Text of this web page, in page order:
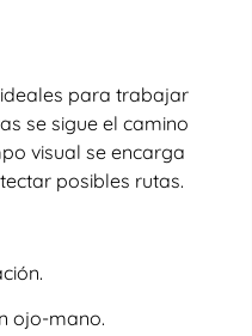
para trabajar
se sigue el camino
visual se encarga
posibles rutas.
ojo-mano.